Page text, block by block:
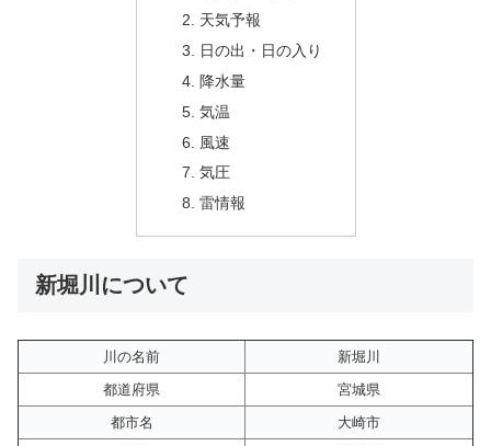
天気予報
日の出・日の入り
降水量
気温
風速
気圧
雷情報
新堀川について
川の名前
新堀川
都道府県
宮城県
都市名
大崎市